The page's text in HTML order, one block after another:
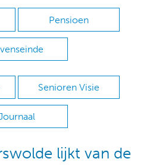
Pensioen
Senioren Visie
lijkt van de